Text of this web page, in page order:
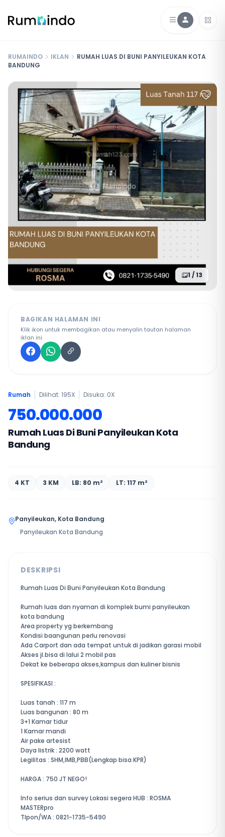
RUMAINDO IKLAN
RUMAH LUAS DI BUNI PANYILEUKAN KOTA
BANDUNG
1 / 13
BAGIKAN HALAMAN INI
Klik ikon untuk membagikan atau menyalin tautan halaman
iklan ini.
Rumah Dilihat: 195X Disuka: 0X
750.000.000
Rumah Luas Di Buni Panyileukan Kota
Bandung
4 KT 3 KM LB: 80 m² LT: 117 m²
Panyileukan, Kota Bandung
Panyileukan Kota Bandung
DESKRIPSI
Rumah Luas Di Buni Panyileukan Kota Bandung
Rumah luas dan nyaman di komplek bumi panyileukan
kota bandung
Area property yg berkembang
Kondisi baangunan perlu renovasi
Ada Carport dan ada tempat untuk di jadikan garasi mobil
Akses jl.bisa di lalui 2 mobil pas
Dekat ke beberapa akses,kampus dan kuliner bisnis
SPESIFIKASI :
Luas tanah : 117 m
Luas bangunan : 80 m
3+1 Kamar tidur
1 Kamar mandi
Air pake artesist
Daya listrik : 2200 watt
Legilitas : SHM,IMB,PBB(Lengkap bisa KPR)
HARGA : 750 JT NEGO!
Info serius dan survey Lokasi segera HUB : ROSMA
MASTERpro
Tlpon/WA : 0821-1735-5490